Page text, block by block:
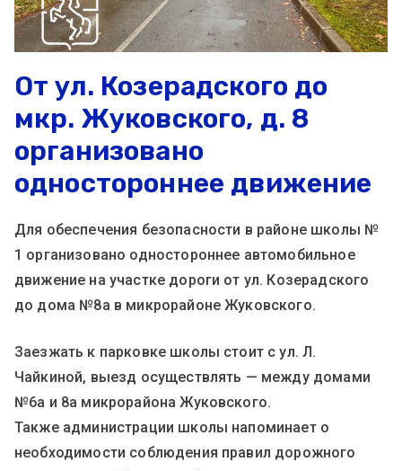
От ул. Козерадского до
мкр. Жуковского, д. 8
организовано
одностороннее движение
Для обеспечения безопасности в районе школы №
1 организовано одностороннее автомобильное
движение на участке дороги от ул. Козерадского
до дома №8а в микрорайоне Жуковского.
Заезжать к парковке школы стоит с ул. Л.
Чайкиной, выезд осуществлять — между домами
№6а и 8а микрорайона Жуковского.
Также администрации школы напоминает о
необходимости соблюдения правил дорожного